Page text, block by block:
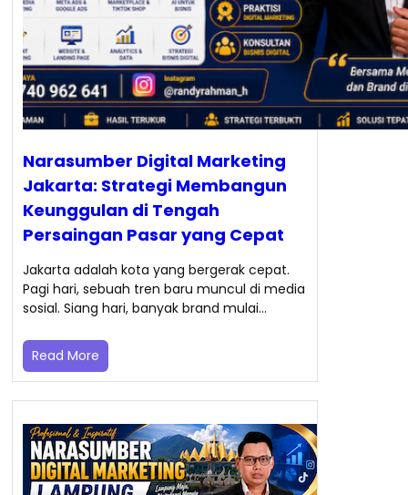
Narasumber Digital Marketing
Jakarta: Strategi Membangun
Keunggulan di Tengah
Persaingan Pasar yang Cepat
Jakarta adalah kota yang bergerak cepat.
Pagi hari, sebuah tren baru muncul di media
sosial. Siang hari, banyak brand mulai…
Read More